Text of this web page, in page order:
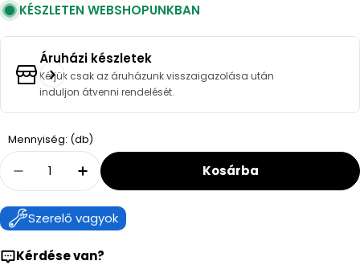
KÉSZLETEN WEBSHOPUNKBAN
Áruházi készletek
Kérjük csak az áruházunk visszaigazolása után
induljon átvenni rendelését.
Mennyiség: (db)Quantity
Decrease Quantity For Tricox PPs 80
Increase Quantity For Tricox PPs 80
Kosárba
Szerelő vagyok
Kérdése van?